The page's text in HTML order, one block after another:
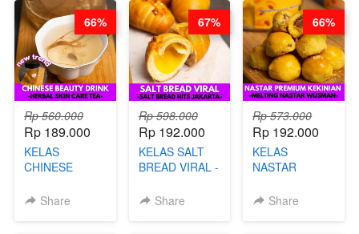
BY CHEF DITA
Rp 560.000
Rp 189.000
KELAS
CHINESE
- HERBAL SKIN
Share
66%
Rp 598.000
Rp 192.000
KELAS SALT
BREAD VIRAL -
HITS JAKARTA
Share
67%
Rp 573.000
Rp 192.000
KELAS
NASTAR
KEKINIAN -
Share
66%